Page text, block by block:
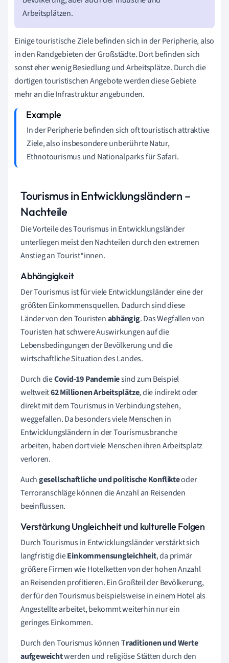
Arbeitsplätzen.
Einige touristische Ziele befinden sich in der Peripherie, also
in den Randgebieten der Großstädte. Dort befinden sich
sonst eher wenig Besiedlung und Arbeitsplätze. Durchdie
dortigen touristischen Angebote werdendiese Gebiete
mehr an die Infrastruktur angebunden.
In der Peripherie befinden sich oft touristisch attraktive
Ziele, also insbesondere unberührteNatur,
Ethnotourismus und Nationalparks für Safari.
Tourismus in Entwicklungsländern –
Nachteile
Die Vorteile des Tourismus in Entwicklungsländer
unterliegen meist den Nachteilen durch denextremen
Anstieg an Tourist*innen.
Abhängigkeit
DerTourismusist für viele Entwicklungsländer eine der
größten Einkommensquellen. Dadurch sind diese
Länder von den Touristenabhängig. Das Wegfallen von
Touristen hat schwere Auswirkungen auf die
Lebensbedingungen derBevölkerungund die
wirtschaftliche Situation des Landes.
Durch dieCovid-19 Pandemiesind zum Beispiel
weltweit62 Millionen Arbeitsplätze, die indirekt oder
direkt mit dem Tourismus in Verbindung stehen,
weggefallen. Da besonders viele Menschen in
Entwicklungsländern in der Tourismusbranche
arbeiten, haben dort viele Menschen ihren Arbeitsplatz
verloren.
Auchgesellschaftliche und politische Konflikteoder
Terroranschläge können die Anzahl an Reisenden
beeinflussen.
Verstärkung Ungleichheit und kulturelle Folgen
Durch Tourismus in Entwicklungsländer verstärkt sich
langfristig dieEinkommensungleichheit, da primär
größere Firmen wie Hotelketten von der hohen Anzahl
an Reisenden profitieren. Ein Großteil der Bevölkerung,
der für den Tourismus beispielsweise in einem Hotel als
Angestellte arbeitet, bekommt weiterhin nur ein
geringes Einkommen.
Durch den Tourismus können Traditionen und Werte
aufgeweichtwerden und religiöse Stätten durch den